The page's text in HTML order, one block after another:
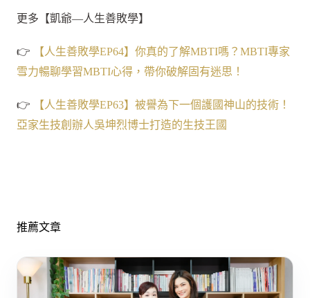
更多【凱爺—人生善敗學】
👉
【人生善敗學EP64】你真的了解MBTI嗎？MBTI專家
雪力暢聊學習MBTI心得，帶你破解固有迷思！
👉
【人生善敗學EP63】被譽為下一個護國神山的技術！
亞家生技創辦人吳坤烈博士打造的生技王國
推薦文章